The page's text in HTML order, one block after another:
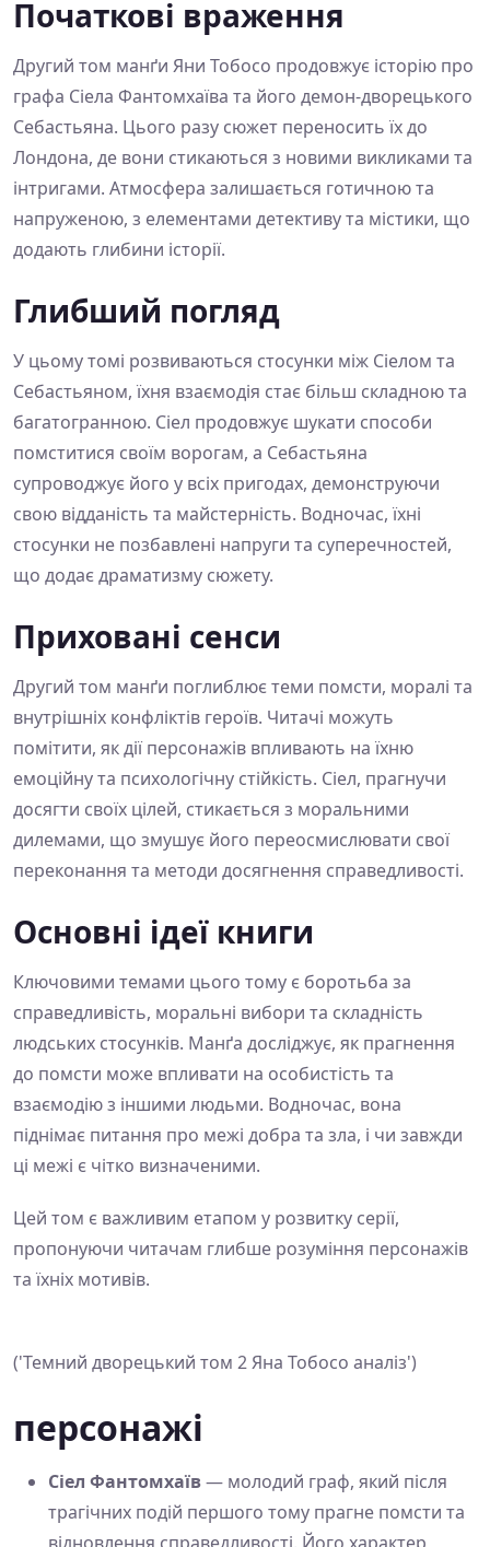
Початкові враження
Другий том манґи Яни Тобосо продовжує історію про
графа Сіела Фантомхаїва та його демон-дворецького
Себастьяна. Цього разу сюжет переносить їх до
Лондона, де вони стикаються з новими викликами та
інтригами. Атмосфера залишається готичною та
напруженою, з елементами детективу та містики, що
додають глибини історії.
Глибший погляд
У цьому томі розвиваються стосунки між Сіелом та
Себастьяном, їхня взаємодія стає більш складною та
багатогранною. Сіел продовжує шукати способи
помститися своїм ворогам, а Себастьяна
супроводжує його у всіх пригодах, демонструючи
свою відданість та майстерність. Водночас, їхні
стосунки не позбавлені напруги та суперечностей,
що додає драматизму сюжету.
Приховані сенси
Другий том манґи поглиблює теми помсти, моралі та
внутрішніх конфліктів героїв. Читачі можуть
помітити, як дії персонажів впливають на їхню
емоційну та психологічну стійкість. Сіел, прагнучи
досягти своїх цілей, стикається з моральними
дилемами, що змушує його переосмислювати свої
переконання та методи досягнення справедливості.
Основні ідеї книги
Ключовими темами цього тому є боротьба за
справедливість, моральні вибори та складність
людських стосунків. Манґа досліджує, як прагнення
до помсти може впливати на особистість та
взаємодію з іншими людьми. Водночас, вона
піднімає питання про межі добра та зла, і чи завжди
ці межі є чітко визначеними.
Цей том є важливим етапом у розвитку серії,
пропонуючи читачам глибше розуміння персонажів
та їхніх мотивів.
('Темний дворецький том 2 Яна Тобосо аналіз')
персонажі
Сіел Фантомхаїв— молодий граф, який після
трагічних подій першого тому прагне помсти та